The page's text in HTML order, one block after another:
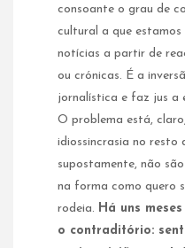
consoante o grau de
cultural a que estamos
notícias a partir de
ou crónicas. É a
jornalística e faz jus a
O problema está,
idiossincrasia no resto
supostamente, não
na forma como quero
rodeia. Há uns
o contraditório: